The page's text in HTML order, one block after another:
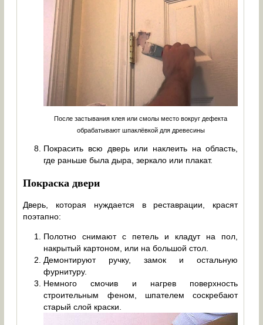
После застывания клея или смолы место вокруг дефекта
обрабатывают шпаклёвкой для древесины
Покрасить всю дверь или наклеить на область,
где раньше была дыра, зеркало или плакат.
Покраска двери
Дверь, которая нуждается в реставрации, красят
поэтапно:
Полотно снимают с петель и кладут на пол,
накрытый картоном, или на большой стол.
Демонтируют ручку, замок и остальную
фурнитуру.
Немного смочив и нагрев поверхность
строительным феном, шпателем соскребают
старый слой краски.